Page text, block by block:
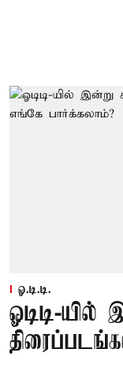
ஓ.டி.டி.
ஓடிடி-யில்